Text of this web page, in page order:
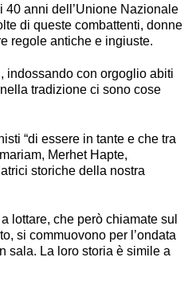
40 anni dell’Unione Nazionale
di queste combattenti, donne
regole antiche e ingiuste.
indossando con orgoglio abiti
tradizione ci sono cose
“di essere in tante e che tra
Merhet Hapte,
storiche della nostra
lottare, che però chiamate sul
si commuovono per l’ondata
sala. La loro storia è simile a